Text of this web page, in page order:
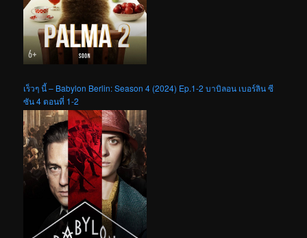
เร็วๆ นี้ – Babylon Berlin: Season 4 (2024) Ep.1-2 บาบิลอน เบอร์ลิน ซี
ซัน 4 ตอนที่ 1-2